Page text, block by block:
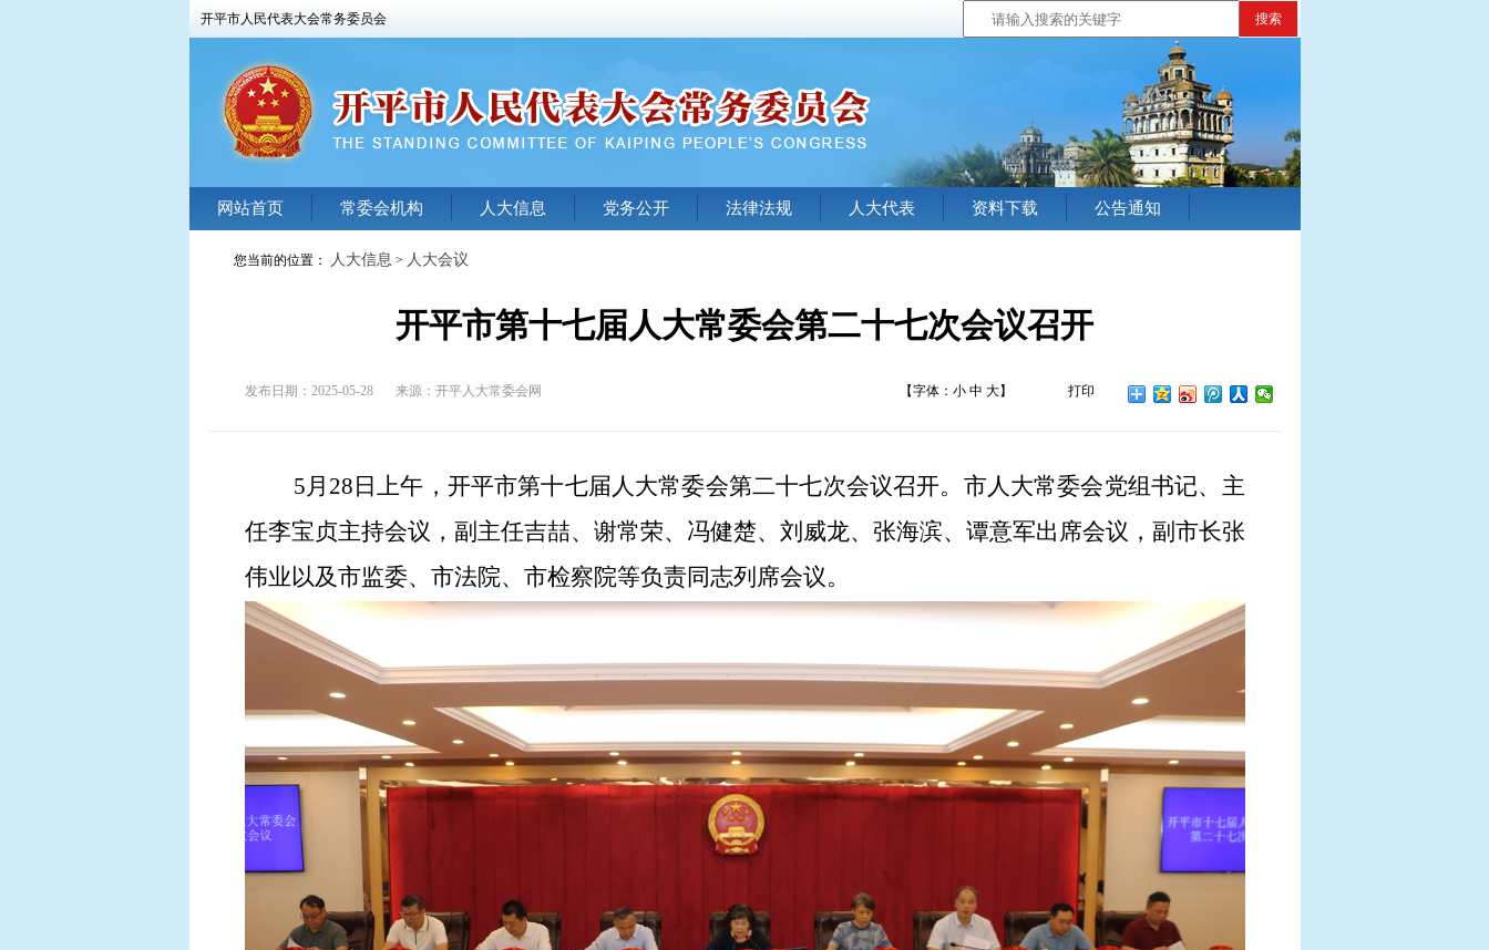
开平市人民代表大会常务委员会 搜索
网站首页 常委会机构 人大信息 党务公开 法律法规 人大代表 资料下载 公告通知
您当前的位置： 人大信息 > 人大会议
开平市第十七届人大常委会第二十七次会议召开
发布日期：2025-05-28 来源： 开平人大常委会网 打印
【字体： 小 中 大】
5月 28 日上午，开平市第十七届人大常委会第二十七次会议召开。市人大常委会党组书记、主
任李宝贞主持会议，副主任吉喆、谢常荣、 冯健楚、 刘威龙、张海滨、谭意军出席会议，副市长张
伟业以及市监委、市法院、市检察院等负责同志列席会议。